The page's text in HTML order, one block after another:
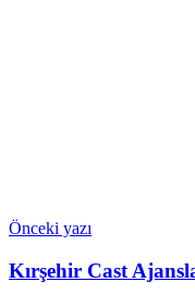
Yazı
gezinmesi
Önceki yazı
Kırşehir Cast